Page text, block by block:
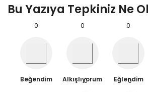
Bu Yazıya Tepkiniz Ne
0
Beğendim
0
Alkışlıyorum
0
Eğlendim
0 0